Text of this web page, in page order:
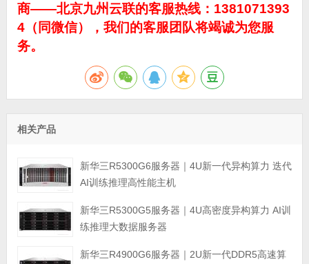
商——北京九州云联的客服热线：1381071393
4（同微信），我们的客服团队将竭诚为您服
务。
相关产品
新华三R5300G6服务器｜4U新一代异构算力 迭代
AI训练推理高性能主机
新华三R5300G5服务器｜4U高密度异构算力 AI训
练推理大数据服务器
新华三R4900G6服务器｜2U新一代DDR5高速算